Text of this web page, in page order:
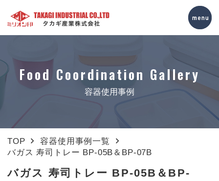
Food Coordination Gallery
容器使用事例
TOP
容器使用事例一覧
バガス 寿司トレー BP-05B＆BP-07B
バガス 寿司トレー BP-05B＆BP-